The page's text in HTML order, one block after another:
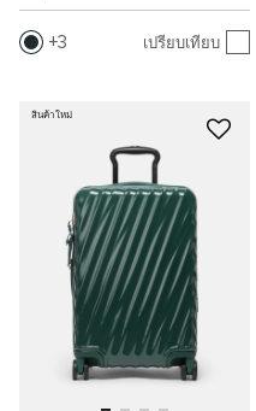
3 เปรียบเทียบ
สินค้าใหม่